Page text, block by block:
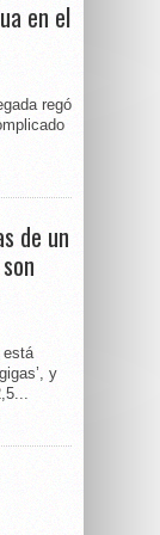
en el
regó
de un
está
y